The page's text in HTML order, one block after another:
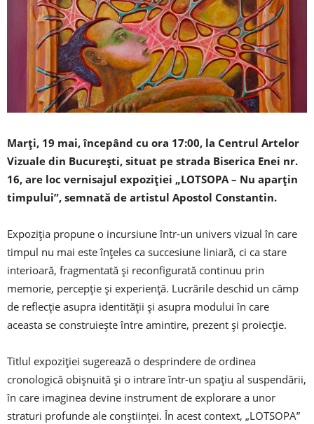
Marți, 19 mai, începând cu ora 17:00, la Centrul Artelor
Vizuale din București, situat pe strada Biserica Enei nr.
16, are loc vernisajul expoziției „LOTSOPA – Nu aparțin
timpului”, semnată de artistul Apostol Constantin.
Expoziția propune o incursiune într-un univers vizual în care
timpul nu mai este înțeles ca succesiune liniară, ci ca stare
interioară, fragmentată și reconfigurată continuu prin
memorie, percepție și experiență. Lucrările deschid un câmp
de reflecție asupra identității și asupra modului în care
aceasta se construiește între amintire, prezent și proiecție.
Titlul expoziției sugerează o desprindere de ordinea
cronologică obișnuită și o intrare într-un spațiu al suspendării,
în care imaginea devine instrument de explorare a unor
straturi profunde ale conștiinței. În acest context, „LOTSOPA”